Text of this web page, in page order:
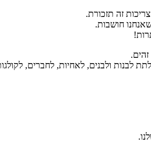
זה תזכורת.
חושבות.
לבנות ולבנים, לאחיות, לחברים,